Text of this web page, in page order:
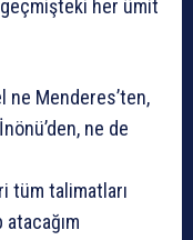
her ümit
ne Menderes’ten,
ne de
tüm talimatları
atacağım